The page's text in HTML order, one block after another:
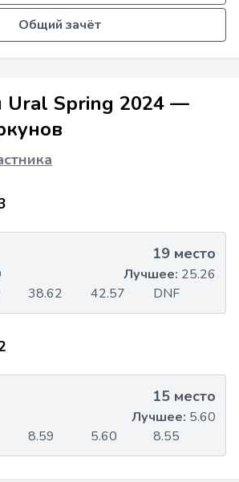
Общий зачёт
Ural Spring 2024 —
19 место
38.62 42.57 DNF
Лучшее: 25.26
15 место
8.59 5.60 8.55
Лучшее: 5.60